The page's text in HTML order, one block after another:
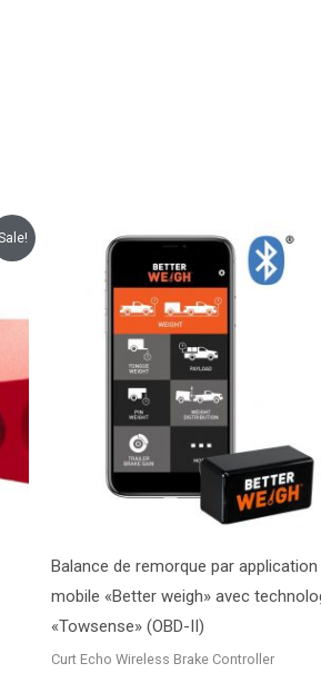
Balance de remorque par application
mobile «Better weigh» avec
«Towsense» (OBD-II)
Curt Echo Wireless Brake Controller
prix
était :
$209.99.
prix
actuel
est :
$194.99.